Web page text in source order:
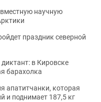
научную
праздник северной
в Кировске
барахолка
апатитчанки, которая
и поднимает 187,5 кг